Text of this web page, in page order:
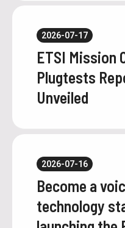
ETSI Mission
Plugtests
Unveiled
2026-07-17
Become a
technology
2026-07-16